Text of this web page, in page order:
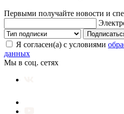
Первыми получайте новости и
Я согласен(а) с условиями
данных
Мы в соц. сетях